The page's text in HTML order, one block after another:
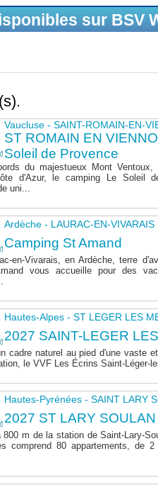
sur BSV
Vaucluse - SAINT-ROMAIN-EN-
ST ROMAIN EN
Soleil de Provence
du majestueux Mont
d'Azur, le camping Le Soleil
uni...
Ardèche - LAURAC-EN-VIVARAIS
Camping St Amand
en-Vivarais, en Ardèche, terre
vous accueille pour des
Hautes-Alpes - ST LEGER LES
2027 SAINT-LEGER
cadre naturel au pied d'une vaste
le VVF Les Écrins Saint-Léger-
Hautes-Pyrénées - SAINT LARY
2027 ST LARY SOULAN
800 m de la station de Saint-Lary-
comprend 80 appartements, de